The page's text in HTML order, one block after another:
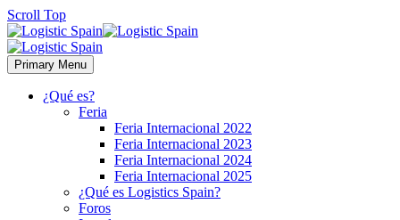
Scroll Top
Primary Menu
¿Qué es?
Feria
Feria Internacional 2022
Feria Internacional 2023
Feria Internacional 2024
Feria Internacional 2025
¿Qué es Logistics Spain?
Foros